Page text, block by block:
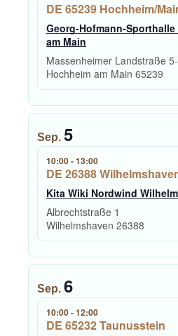
DE 65239 Hochheim/
Georg-Hofmann-
am Main
Massenheimer Landstraße
Hochheim am Main 65239
Sep. 5
10:00-13:00
DE 26388
Kita Wiki Nordwind
Albrechtstraße 1
Wilhelmshaven 26388
Sep. 6
10:00-12:00
DE 65232 Taunusstein